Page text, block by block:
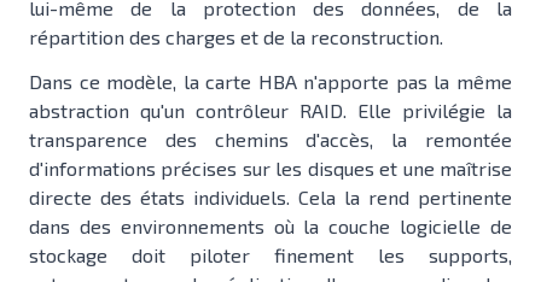
lui-même de la protection des données, de la
répartition des charges et de la reconstruction.
Dans ce modèle, la carte HBA n'apporte pas la même
abstraction qu'un contrôleur RAID. Elle privilégie la
transparence des chemins d'accès, la remontée
d'informations précises sur les disques et une maîtrise
directe des états individuels. Cela la rend pertinente
dans des environnements où la couche logicielle de
stockage doit piloter finement les supports,